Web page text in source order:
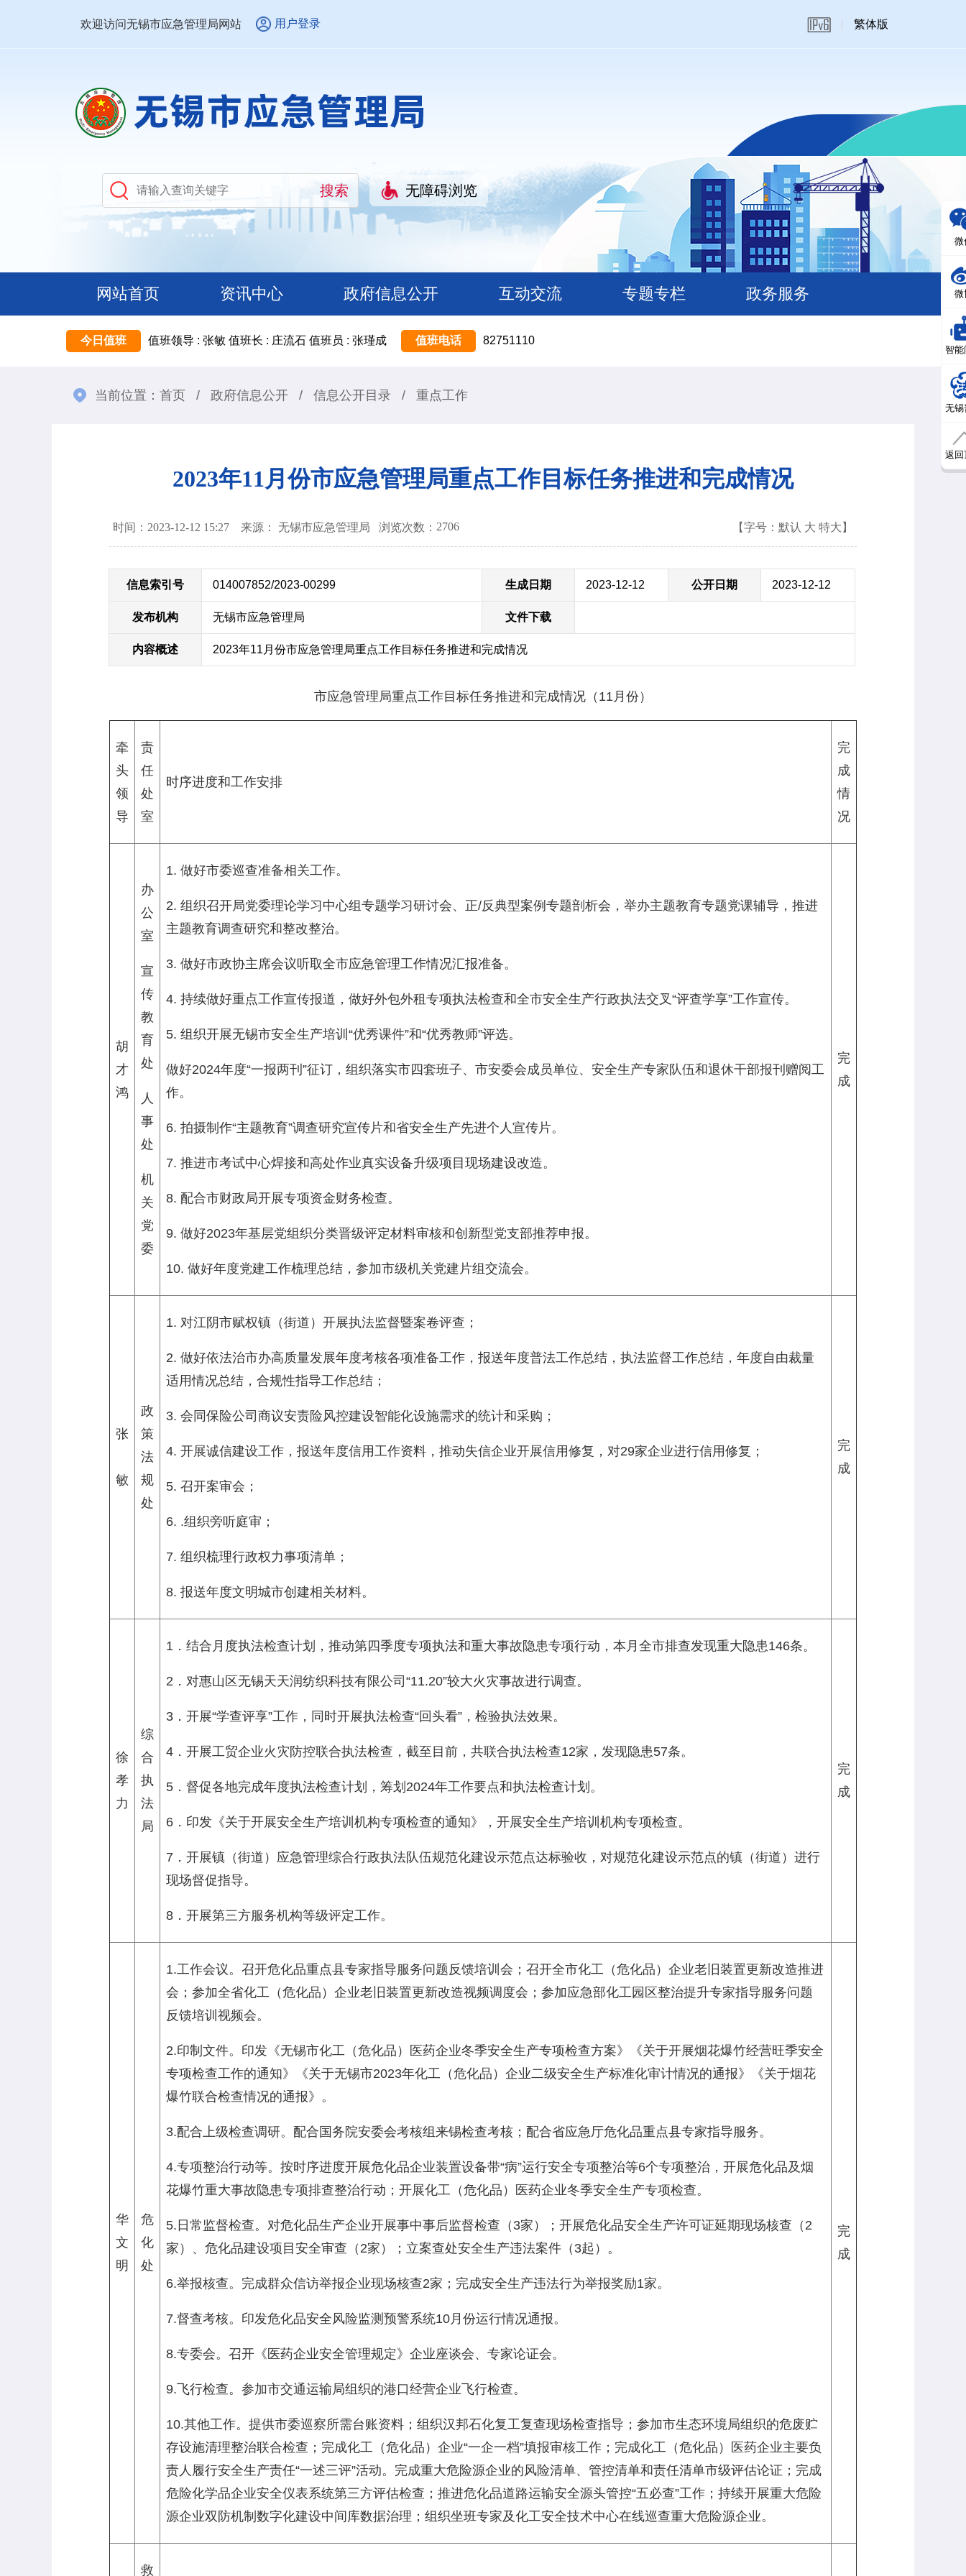
欢迎访问无锡市应急管理局网站 用户登录 繁体版
无障碍浏览
网站首页 资讯中心 政府信息公开 互动交流 专题专栏 政务服务
今日值班 值班领导 : 张敏 值班长 : 庄流石 值班员 : 张瑾成 值班电话 82751110
当前位置： 首页 / 政府信息公开 / 信息公开目录 / 重点工作
2023年11月份市应急管理局重点工作目标任务推进和完成情况
时间：2023-12-12 15:27 来源： 无锡市应急管理局 浏览次数： 2706 【字号： 默认 大 特大 】
信息索引号 014007852/2023-00299 生成日期 2023-12-12 公开日期 2023-12-12
发布机构 无锡市应急管理局 文件下载
内容概述 2023年11月份市应急管理局重点工作目标任务推进和完成情况
市应急管理局重点工作目标任务推进和完成情况（11月份）
牵
头
领
导
责
任
处
室
时序进度和工作安排
完
成
情
况
胡
才
鸿
办
公
室
宣
传
教
育
处
人
事
处
机
关
党
委
1. 做好市委巡查准备相关工作。
2. 组织召开局党委理论学习中心组专题学习研讨会、正/反典型案例专题剖析会，举办主题教育专题党课辅导，推进
主题教育调查研究和整改整治。
3. 做好市政协主席会议听取全市应急管理工作情况汇报准备。
4. 持续做好重点工作宣传报道，做好外包外租专项执法检查和全市安全生产行政执法交叉“评查学享”工作宣传。
5. 组织开展无锡市安全生产培训“优秀课件”和“优秀教师”评选。
做好2024年度“一报两刊”征订，组织落实市四套班子、市安委会成员单位、安全生产专家队伍和退休干部报刊赠阅工
作。
6. 拍摄制作“主题教育”调查研究宣传片和省安全生产先进个人宣传片。
7. 推进市考试中心焊接和高处作业真实设备升级项目现场建设改造。
8. 配合市财政局开展专项资金财务检查。
9. 做好2023年基层党组织分类晋级评定材料审核和创新型党支部推荐申报。
10. 做好年度党建工作梳理总结，参加市级机关党建片组交流会。
完
成
张
敏
政
策
法
规
处
1. 对江阴市赋权镇（街道）开展执法监督暨案卷评查；
2. 做好依法治市办高质量发展年度考核各项准备工作，报送年度普法工作总结，执法监督工作总结，年度自由裁量
适用情况总结，合规性指导工作总结；
3. 会同保险公司商议安责险风控建设智能化设施需求的统计和采购；
4. 开展诚信建设工作，报送年度信用工作资料，推动失信企业开展信用修复，对29家企业进行信用修复；
5. 召开案审会；
6. .组织旁听庭审；
7. 组织梳理行政权力事项清单；
8. 报送年度文明城市创建相关材料。
完
成
徐
孝
力
综
合
执
法
局
1．结合月度执法检查计划，推动第四季度专项执法和重大事故隐患专项行动，本月全市排查发现重大隐患146条。
2．对惠山区无锡天天润纺织科技有限公司“11.20”较大火灾事故进行调查。
3．开展“学查评享”工作，同时开展执法检查“回头看”，检验执法效果。
4．开展工贸企业火灾防控联合执法检查，截至目前，共联合执法检查12家，发现隐患57条。
5．督促各地完成年度执法检查计划，筹划2024年工作要点和执法检查计划。
6．印发《关于开展安全生产培训机构专项检查的通知》，开展安全生产培训机构专项检查。
7．开展镇（街道）应急管理综合行政执法队伍规范化建设示范点达标验收，对规范化建设示范点的镇（街道）进行
现场督促指导。
8．开展第三方服务机构等级评定工作。
完
成
华
文
明
危
化
处
1.工作会议。召开危化品重点县专家指导服务问题反馈培训会；召开全市化工（危化品）企业老旧装置更新改造推进
会；参加全省化工（危化品）企业老旧装置更新改造视频调度会；参加应急部化工园区整治提升专家指导服务问题
反馈培训视频会。
2.印制文件。印发《无锡市化工（危化品）医药企业冬季安全生产专项检查方案》《关于开展烟花爆竹经营旺季安全
专项检查工作的通知》《关于无锡市2023年化工（危化品）企业二级安全生产标准化审计情况的通报》《关于烟花
爆竹联合检查情况的通报》。
3.配合上级检查调研。配合国务院安委会考核组来锡检查考核；配合省应急厅危化品重点县专家指导服务。
4.专项整治行动等。按时序进度开展危化品企业装置设备带“病”运行安全专项整治等6个专项整治，开展危化品及烟
花爆竹重大事故隐患专项排查整治行动；开展化工（危化品）医药企业冬季安全生产专项检查。
5.日常监督检查。对危化品生产企业开展事中事后监督检查（3家）；开展危化品安全生产许可证延期现场核查（2
家）、危化品建设项目安全审查（2家）；立案查处安全生产违法案件（3起）。
6.举报核查。完成群众信访举报企业现场核查2家；完成安全生产违法行为举报奖励1家。
7.督查考核。印发危化品安全风险监测预警系统10月份运行情况通报。
8.专委会。召开《医药企业安全管理规定》企业座谈会、专家论证会。
9.飞行检查。参加市交通运输局组织的港口经营企业飞行检查。
10.其他工作。提供市委巡察所需台账资料；组织汉邦石化复工复查现场检查指导；参加市生态环境局组织的危废贮
存设施清理整治联合检查；完成化工（危化品）企业“一企一档”填报审核工作；完成化工（危化品）医药企业主要负
责人履行安全生产责任“一述三评”活动。完成重大危险源企业的风险清单、管控清单和责任清单市级评估论证；完成
危险化学品企业安全仪表系统第三方评估检查；推进危化品道路运输安全源头管控“五必查”工作；持续开展重大危险
源企业双防机制数字化建设中间库数据治理；组织坐班专家及化工安全技术中心在线巡查重大危险源企业。
完
成
救
微
微
智能
无锡
返回